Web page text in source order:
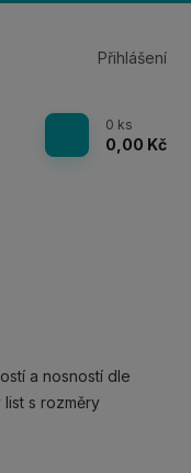
Přihlášení
0 ks
0,00 Kč
a nosností dle
s rozměry